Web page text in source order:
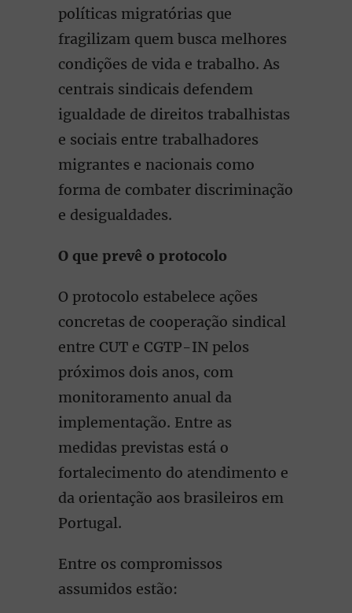
políticas migratórias que
fragilizam quem busca melhores
condições de vida e trabalho. As
centrais sindicais defendem
igualdade de direitos trabalhistas
e sociais entre trabalhadores
migrantes e nacionais como
forma de combater discriminação
e desigualdades.
O que prevê o protocolo
O protocolo estabelece ações
concretas de cooperação sindical
entre CUT e CGTP-IN pelos
próximos dois anos, com
monitoramento anual da
implementação. Entre as
medidas previstas está o
fortalecimento do atendimento e
da orientação aos brasileiros em
Portugal.
Entre os compromissos
assumidos estão: